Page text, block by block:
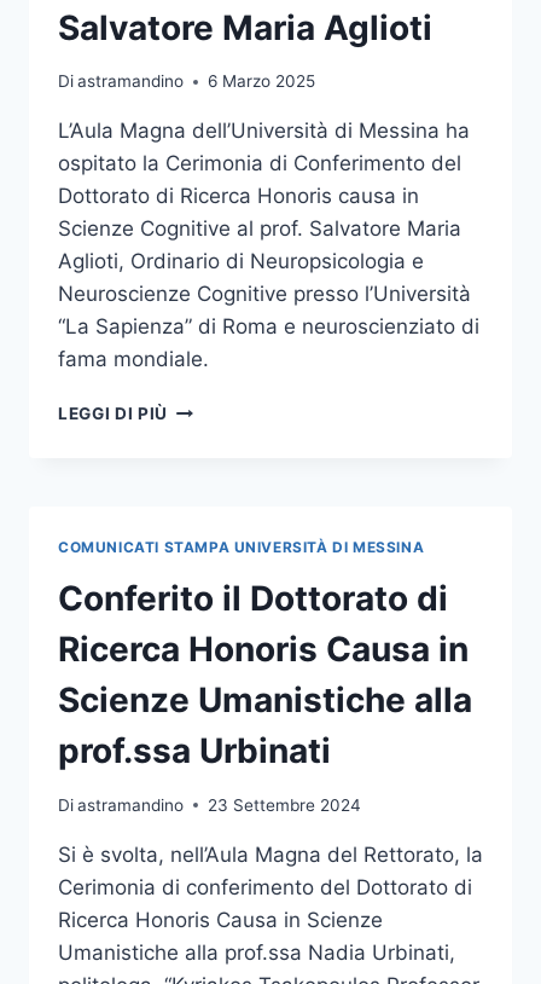
Salvatore Maria Aglioti
Diastramandino 6 Marzo 2025
L’Aula Magna dell’Università di Messina ha
ospitato la Cerimonia di Conferimento del
Dottorato di Ricerca Honoris causa in
Scienze Cognitive al prof. Salvatore Maria
Aglioti, Ordinario di Neuropsicologia e
Neuroscienze Cognitive presso l’Università
“La Sapienza” di Roma e neuroscienziato di
fama mondiale.
LEGGI DI PIÙ CONFERITO
IN
SCIENZE
COGNITIVE
AL
PROF.
SALVATORE
MARIA
AGLIOTI
COMUNICATI STAMPA UNIVERSITÀ DI MESSINA
Conferito il Dottorato di
Ricerca Honoris Causa in
Scienze Umanistiche alla
prof.ssa Urbinati
Diastramandino 23 Settembre 2024
Si è svolta, nell’Aula Magna del Rettorato, la
Cerimonia di conferimento del Dottorato di
Ricerca Honoris Causa in Scienze
Umanistiche alla prof.ssa Nadia Urbinati,